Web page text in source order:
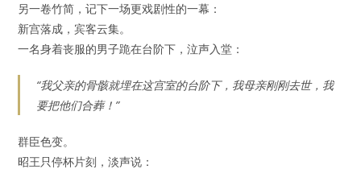
另一卷竹简，记下一场更戏剧性的一幕：
新宫落成，宾客云集。
一名身着丧服的男子跪在台阶下，泣声入堂：
“我父亲的骨骸就埋在这宫室的台阶下，我母亲刚刚去世，我
要把他们合葬！”
群臣色变。
昭王只停杯片刻，淡声说：